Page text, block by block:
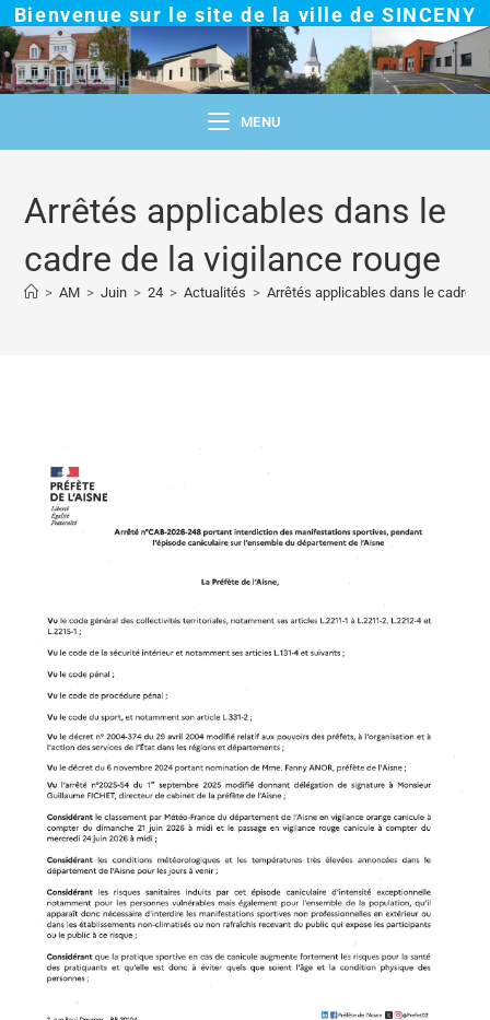
Bienvenue sur le site de la ville de SINCENY
MENU
Arrêtés applicables dans le
cadre de la vigilance rouge
> AM > Juin > 24 > Actualités > Arrêtés applicables dans le cadre